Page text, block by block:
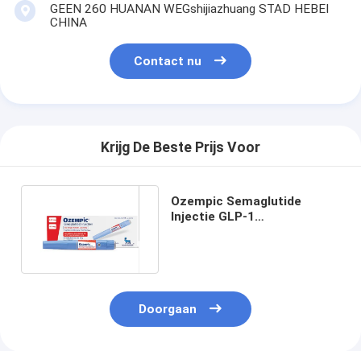
GEEN 260 HUANAN WEGshijiazhuang STAD HEBEI
CHINA
Contact nu
Krijg De Beste Prijs Voor
Ozempic Semaglutide
Injectie GLP-1
Doorgaan